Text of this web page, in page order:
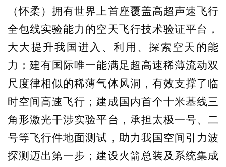
（怀柔）拥有世界上首座覆盖高超声速飞行
全包线实验能力的空天飞行技术验证平台，
大大提升我国进入、利用、探索空天的能
力；建有国际唯一能满足超高速稀薄流动双
尺度律相似的稀薄气体风洞，有效支撑了临
时空间高速飞行；建成国内首个十米基线三
角形激光干涉实验平台，承担太极一号、二
号等飞行件地面测试，助力我国空间引力波
探测迈出第一步；建设火箭总装及系统集成